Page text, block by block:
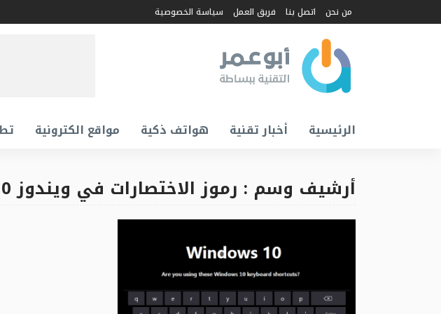
من نحن اتصل بنا فريق العمل سياسة الخصوصية
الرئيسية أخبار تقنية هواتف ذكية مواقع الكترونية
أرشيف وسم : رموز الاختصارات في ويندوز 10